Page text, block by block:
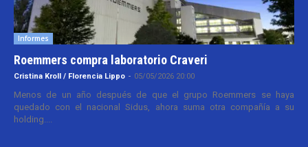
Informes
Roemmers compra laboratorio Craveri
Cristina Kroll / Florencia Lippo - 05/05/2026 20:00
Menos de un año después de que el grupo Roemmers se haya
quedado con el nacional Sidus, ahora suma otra compañía a su
holding....